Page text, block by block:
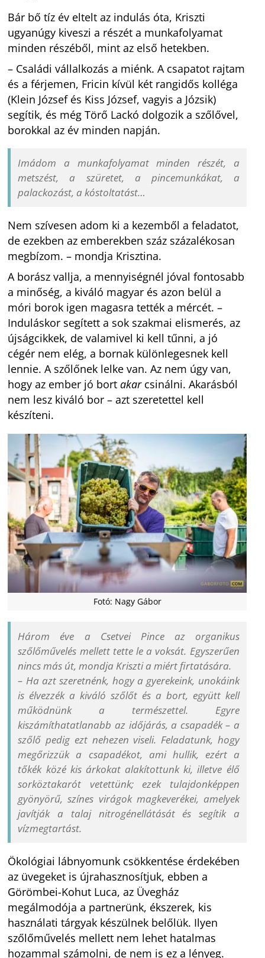
Bár bő tíz év eltelt az indulás óta, Kriszti
ugyanúgy kiveszi a részét a munkafolyamat
minden részéből, mint az első hetekben.
– Családi vállalkozás a miénk. A csapatot rajtam
és a férjemen, Fricin kívül két rangidős kolléga
(Klein József és Kiss József, vagyis a Józsik)
segítik, és még Törő Lackó dolgozik a szőlővel,
borokkal az év minden napján.
Imádom a munkafolyamat minden részét, a
metszést, a szüretet, a pincemunkákat, a
palackozást, a kóstoltatást…
Nem szívesen adom ki a kezemből a feladatot,
de ezekben az emberekben száz százalékosan
megbízom. – mondja Krisztina.
A borász vallja, a mennyiségnél jóval fontosabb
a minőség, a kiváló magyar és azon belül a
móri borok igen magasra tették a mércét. –
Induláskor segített a sok szakmai elismerés, az
újságcikkek, de valamivel ki kell tűnni, a jó
cégér nem elég, a bornak különlegesnek kell
lennie. A szőlőnek lelke van. Az nem úgy van,
hogy az ember jó bortakarcsinálni. Akarásból
nem lesz kiváló bor – azt szeretettel kell
készíteni.
Fotó: Nagy Gábor
Három éve a Csetvei Pince az organikus
szőlőművelés mellett tette le a voksát. Egyszerűen
nincs más út, mondja Kriszti a miért firtatására.
– Ha azt szeretnénk, hogy a gyerekeink, unokáink
is élvezzék a kiváló szőlőt és a bort, együtt kell
működnünk a természettel. Egyre
kiszámíthatatlanabb az időjárás, a csapadék – a
szőlő pedig ezt nehezen viseli. Feladatunk, hogy
megőrizzük a csapadékot, ami hullik, ezért a
tőkék közé kis árkokat alakítottunk ki, illetve élő
sorköztakarót vetettünk; ezek tulajdonképpen
gyönyörű, színes virágok magkeverékei, amelyek
javítják a talaj nitrogénellátását és segítik a
vízmegtartást.
Ökológiai lábnyomunk csökkentése érdekében
az üvegeket is újrahasznosítjuk, ebben a
Görömbei-Kohut Luca, az Üvegház
megálmodója a partnerünk, ékszerek, kis
használati tárgyak készülnek belőlük. Ilyen
szőlőművelés mellett nem lehet hatalmas
hozammal számolni, de nem is ez a lényeg.